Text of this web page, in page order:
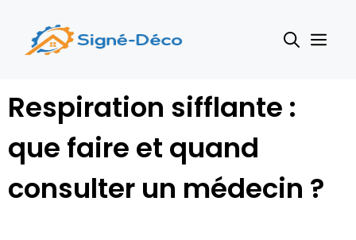
contenu
Respiration sifflante :
que faire et quand
consulter un médecin ?